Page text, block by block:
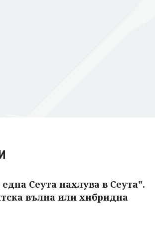
Сеута нахлува в Сеута".
вълна или хибридна